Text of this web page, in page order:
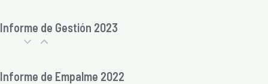
Informe de Gestión 2023
Informe de Empalme 2022